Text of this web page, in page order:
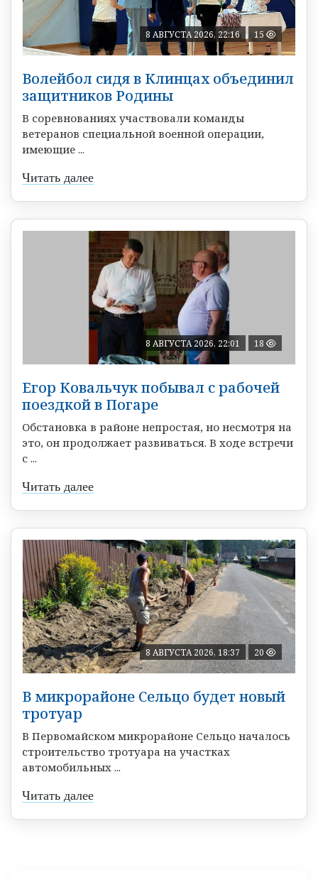
8 АВГУСТА 2026, 22:16 15
Волейбол сидя в Клинцах объединил
защитников Родины
В соревнованиях участвовали команды
ветеранов специальной военной операции,
имеющие ...
Читать далее
8 АВГУСТА 2026, 22:01 18
Егор Ковальчук побывал с рабочей
поездкой в Погаре
Обстановка в районе непростая, но несмотря на
это, он продолжает развиваться. В ходе встречи
с ...
Читать далее
8 АВГУСТА 2026, 18:37 20
В микрорайоне Сельцо будет новый
тротуар
В Первомайском микрорайоне Сельцо началось
строительство тротуара на участках
автомобильных ...
Читать далее